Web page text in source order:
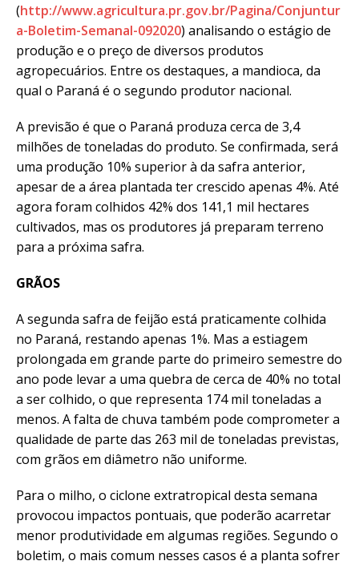
(http://www.agricultura.pr.gov.br/Pagina/Conjuntur
a-Boletim-Semanal-092020) analisando o estágio de
produção e o preço de diversos produtos
agropecuários. Entre os destaques, a mandioca, da
qual o Paraná é o segundo produtor nacional.
A previsão é que o Paraná produza cerca de 3,4
milhões de toneladas do produto. Se confirmada, será
uma produção 10% superior à da safra anterior,
apesar de a área plantada ter crescido apenas 4%. Até
agora foram colhidos 42% dos 141,1 mil hectares
cultivados, mas os produtores já preparam terreno
para a próxima safra.
GRÃOS
A segunda safra de feijão está praticamente colhida
no Paraná, restando apenas 1%. Mas a estiagem
prolongada em grande parte do primeiro semestre do
ano pode levar a uma quebra de cerca de 40% no total
a ser colhido, o que representa 174 mil toneladas a
menos. A falta de chuva também pode comprometer a
qualidade de parte das 263 mil de toneladas previstas,
com grãos em diâmetro não uniforme.
Para o milho, o ciclone extratropical desta semana
provocou impactos pontuais, que poderão acarretar
menor produtividade em algumas regiões. Segundo o
boletim, o mais comum nesses casos é a planta sofrer